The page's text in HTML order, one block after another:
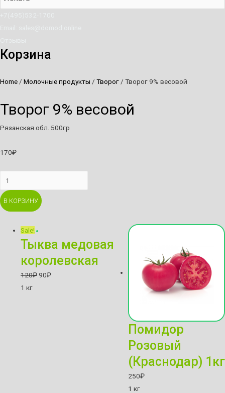
Корзина
Home / Молочные продукты / Творог / Творог 9% весовой
Творог 9% весовой
Рязанская обл. 500гр
170₽
9%
весовой
quantity
В КОРЗИНУ
Sale!
Тыква медовая
королевская
120₽ 90₽
1 кг
Помидор
Розовый
(Краснодар) 1кг
250₽
1 кг